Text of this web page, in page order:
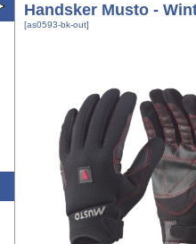
Handsker Musto -
[as0593-bk-out]